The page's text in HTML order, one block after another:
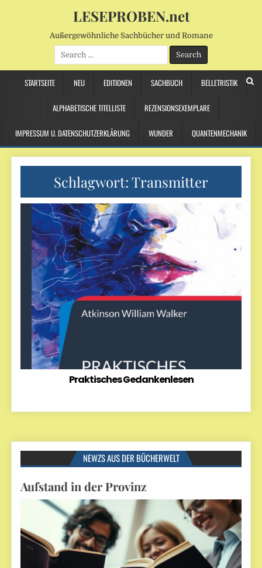
LESEPROBEN.net
Außergewöhnliche Sachbücher und Romane
Search
for:
STARTSEITE NEU EDITIONEN SACHBUCH BELLETRISTIK
ALPHABETISCHE TITELLISTE REZENSIONSEXEMPLARE
IMPRESSUM U. DATENSCHUTZERKLÄRUNG WUNDER QUANTENMECHANIK
Schlagwort:Transmitter
Praktisches Gedankenlesen
NEWZS AUS DER BÜCHERWELT
Aufstand in der Provinz